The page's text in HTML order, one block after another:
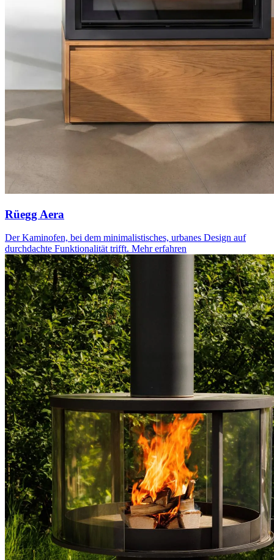
Rüegg Aera
Der Kaminofen, bei dem minimalistisches, urbanes Design auf
durchdachte Funktionalität trifft. Mehr erfahren